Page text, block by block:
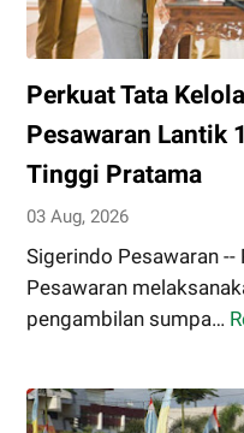
Lomba
Desa
Tingkat
Nasional
Inovasi
Digital
dan
Perkuat Tata
Pesawaran Lantik
Tinggi Pratama
03 Aug, 2026
Sigerindo Pesawaran
Pesawaran
pengambilan sumpa…